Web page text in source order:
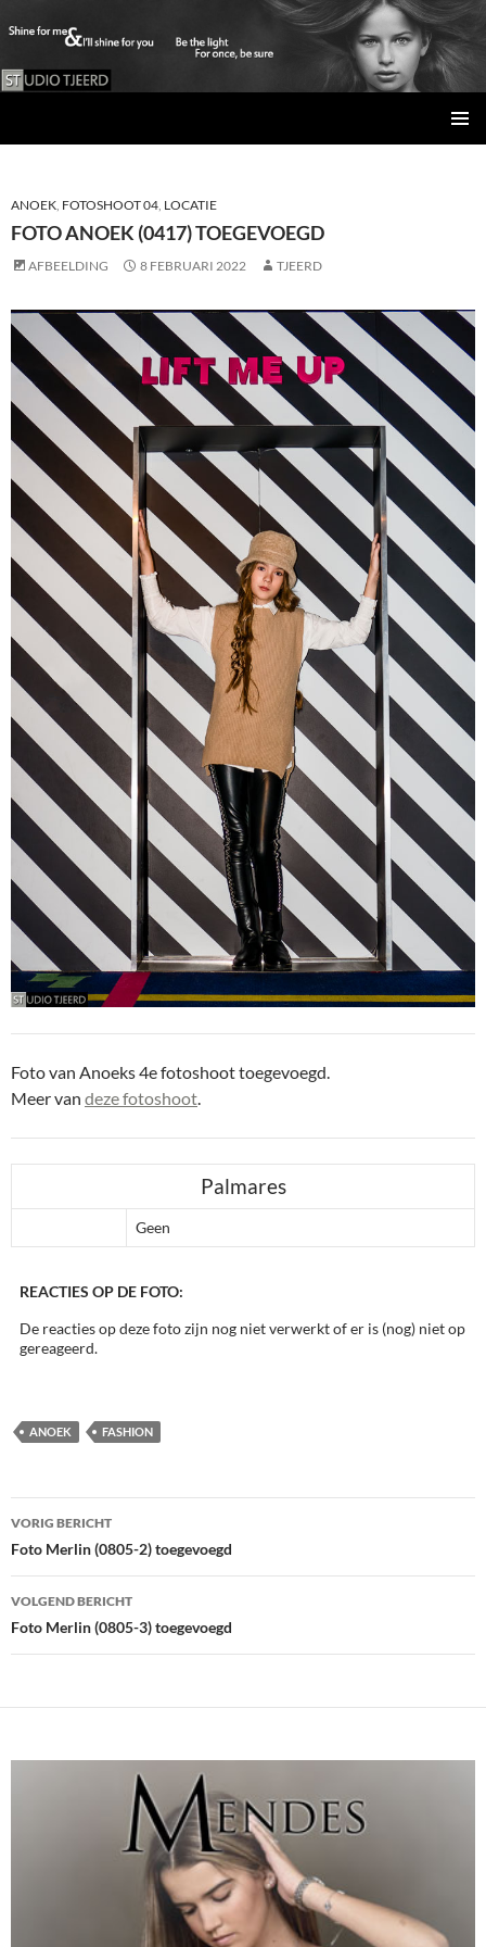
INHOUD
ANOEK, FOTOSHOOT 04, LOCATIE
FOTO ANOEK (0417) TOEGEVOEGD
AFBEELDING 8 FEBRUARI 2022 TJEERD
Foto van Anoeks 4e fotoshoot toegevoegd.
Meer van deze fotoshoot.
Palmares
Geen
REACTIES OP DE FOTO:
De reacties op deze foto zijn nog niet verwerkt of er is (nog) niet op
gereageerd.
ANOEK FASHION
Bericht
navigatie
VORIG BERICHT
Foto Merlin (0805-2) toegevoegd
VOLGEND BERICHT
Foto Merlin (0805-3) toegevoegd